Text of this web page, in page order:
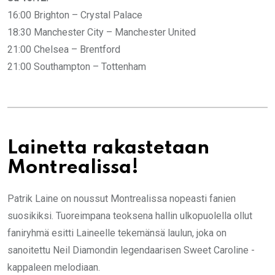
16:00 Brighton – Crystal Palace
18:30 Manchester City – Manchester United
21:00 Chelsea – Brentford
21:00 Southampton – Tottenham
Lainetta rakastetaan
Montrealissa!
Patrik Laine on noussut Montrealissa nopeasti fanien
suosikiksi. Tuoreimpana teoksena hallin ulkopuolella ollut
faniryhmä esitti Laineelle tekemänsä laulun, joka on
sanoitettu Neil Diamondin legendaarisen Sweet Caroline -
kappaleen melodiaan.